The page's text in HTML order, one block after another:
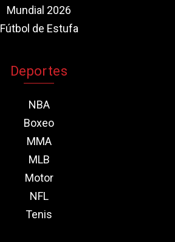
Mundial 2026
Fútbol de Estufa
Deportes
NBA
Boxeo
MMA
MLB
Motor
NFL
Tenis